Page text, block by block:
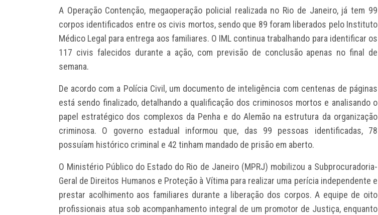
A Operação Contenção, megaoperação policial realizada no Rio de Janeiro, já tem 99
corpos identificados entre os civis mortos, sendo que 89 foram liberados pelo Instituto
Médico Legal para entrega aos familiares. O IML continua trabalhando para identificar os
117 civis falecidos durante a ação, com previsão de conclusão apenas no final de
semana.
De acordo com a Polícia Civil, um documento de inteligência com centenas de páginas
está sendo finalizado, detalhando a qualificação dos criminosos mortos e analisando o
papel estratégico dos complexos da Penha e do Alemão na estrutura da organização
criminosa. O governo estadual informou que, das 99 pessoas identificadas, 78
possuíam histórico criminal e 42 tinham mandado de prisão em aberto.
O Ministério Público do Estado do Rio de Janeiro (MPRJ) mobilizou a Subprocuradoria-
Geral de Direitos Humanos e Proteção à Vítima para realizar uma perícia independente e
prestar acolhimento aos familiares durante a liberação dos corpos. A equipe de oito
profissionais atua sob acompanhamento integral de um promotor de Justiça, enquanto